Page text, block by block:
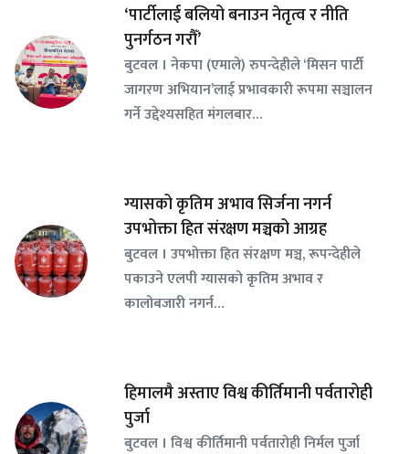
‘पार्टीलाई बलियो बनाउन नेतृत्व र नीति
पुनर्गठन गरौँ’
बुटवल । नेकपा (एमाले) रुपन्देहीले ‘मिसन पार्टी
जागरण अभियान’लाई प्रभावकारी रूपमा सञ्चालन
गर्ने उद्देश्यसहित मंगलबार…
ग्यासको कृतिम अभाव सिर्जना नगर्न
उपभोक्ता हित संरक्षण मञ्चको आग्रह
बुटवल । उपभोक्ता हित संरक्षण मञ्च, रूपन्देहीले
पकाउने एलपी ग्यासको कृतिम अभाव र
कालोबजारी नगर्न…
हिमालमै अस्ताए विश्व कीर्तिमानी पर्वतारोही
पुर्जा
बुटवल । विश्व कीर्तिमानी पर्वतारोही निर्मल पुर्जा